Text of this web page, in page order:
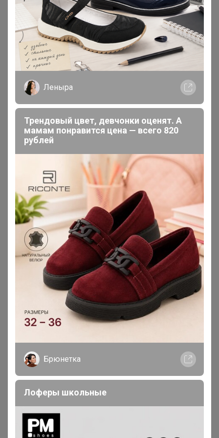
Подошва везде одинаковая
К вопросу по подошве сделала фото сравнение. У угг
подошва мягкая и не должна быть, она достаточно
плотная и держит форму. Это не домашние тапочки,
прошу не путать. Угги не весомые и на ноге не
чувствуются. Я не приукрашиваю, это так и есть. Мне
интересно тот кто говорит, что подошва дубовая
вообще носил до этого угги? У дочи были как то
китайские дешевые, вот там подошва мягкая,
скользкая и все ууги расплываются. Форму вообще не
держат.
[/quote]
Вы не думайте, что здесь все никогда качественной
обуви не носили! Подошва не сгибается вообще: ноге
не удобно, скользит кошмарно, чего не было с
оригинальными уггами. Не настоящие они, я всё могу
понять, но так, как Ваши пары сгибаются на фото - эти
не могут! Девушка, похоже, мой товарищ по ужасной
подошве. Я поэтому и жалею уже, что ко мне ещё
одна пара едет, потому что эта - деньги в мусорку
little_genius
Виртуоз СП
В теме "СП6 - UGG Australia настоящие, теплющие
угги для всей семьи. РАСПРОДАЖА ПО 3500"
17 ноября, 2018 08:22
AMETIST_S
пожалуйста, в сп 4 заказывала угги и у них
Леныра
Трендовый цвет, девчонки оценят. А
мамам понравится цена — всего 820
рублей
Брюнетка
Лоферы школьные